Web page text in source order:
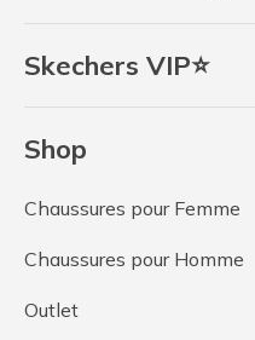
Skechers VIP⭐
Shop
Chaussures pour Femme
Chaussures pour Homme
Outlet